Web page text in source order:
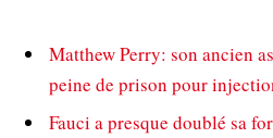
Matthew Perry: son ancien
peine de prison pour
Fauci a presque doublé sa